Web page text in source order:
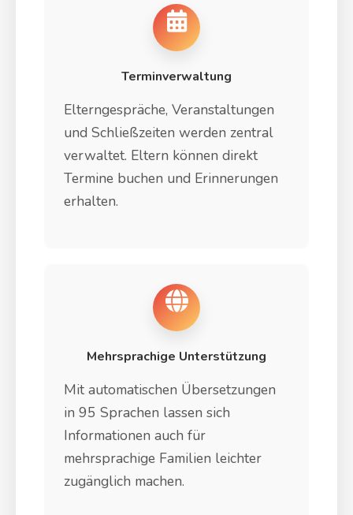
Terminverwaltung
Elterngespräche, Veranstaltungen
und Schließzeiten werden zentral
verwaltet. Eltern können direkt
Termine buchen und Erinnerungen
erhalten.
Mehrsprachige Unterstützung
Mit automatischen Übersetzungen
in 95 Sprachen lassen sich
Informationen auch für
mehrsprachige Familien leichter
zugänglich machen.